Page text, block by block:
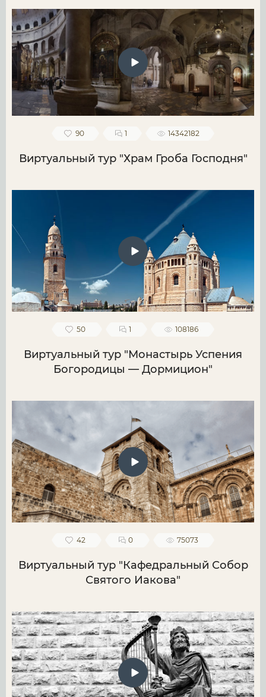
90 1 14342182
Виртуальный тур "Храм Гроба Господня"
50 1 108186
Виртуальный тур "Монастырь Успения
Богородицы — Дормицион"
42 0 75073
Виртуальный тур "Кафедральный Собор
Святого Иакова"